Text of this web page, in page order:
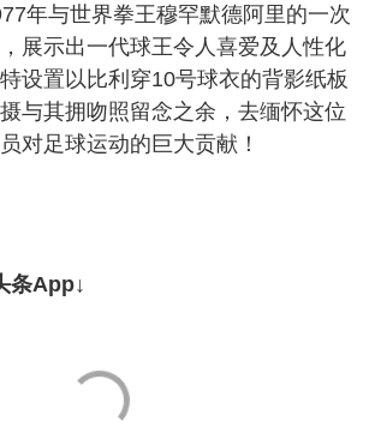
年与世界拳王穆罕默德阿里的一次
展示出一代球王令人喜爱及人性化
设置以比利穿10号球衣的背影纸板
与其拥吻照留念之余，去缅怀这位
对足球运动的巨大贡献！
条App↓